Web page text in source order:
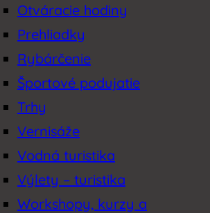
Otváracie hodiny
Prehliadky
Rybárčenie
Športové podujatie
Trhy
Vernisáže
Vodná turistika
Výlety – turistika
Workshopy, kurzy a